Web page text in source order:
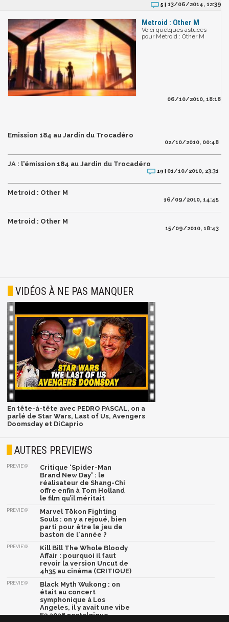
5 | 13/06/2014, 12:39
Metroid : Other M
Voici quelques astuces
pour Metroid : Other M
06/10/2010, 18:18
Emission 184 au Jardin du Trocadéro
02/10/2010, 00:48
JA : l'émission 184 au Jardin du Trocadéro
19 | 01/10/2010, 23:31
Metroid : Other M
16/09/2010, 14:45
Metroid : Other M
15/09/2010, 18:43
VIDÉOS À NE PAS MANQUER
En tête-à-tête avec PEDRO PASCAL, on a
parlé de Star Wars, Last of Us, Avengers
Doomsday et DiCaprio
AUTRES PREVIEWS
PREVIEW
Critique 'Spider-Man
Brand New Day' : le
réalisateur de Shang-Chi
offre enfin à Tom Holland
le film qu’il méritait
PREVIEW
Marvel Tōkon Fighting
Souls : on y a rejoué, bien
parti pour être le jeu de
baston de l'année ?
PREVIEW
Kill Bill The Whole Bloody
Affair : pourquoi il faut
revoir la version Uncut de
4h35 au cinéma (CRITIQUE)
PREVIEW
Black Myth Wukong : on
était au concert
symphonique à Los
Angeles, il y avait une vibe
E3 2026 nostalgique